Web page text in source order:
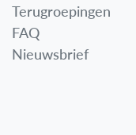
Terugroepingen
FAQ
Nieuwsbrief